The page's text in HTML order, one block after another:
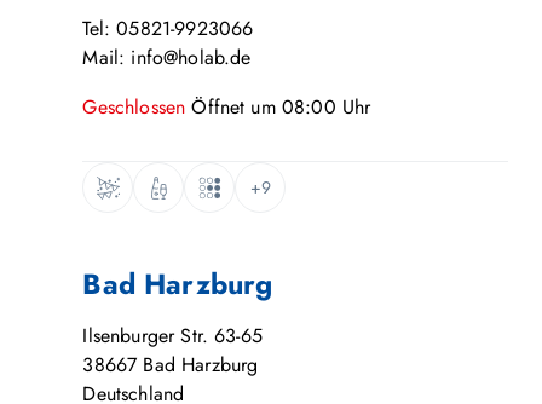
Tel: 05821-9923066
Mail: info@holab.de
GeschlossenÖffnet um 08:00 Uhr
+9
Bad Harzburg
Ilsenburger Str. 63-65
38667 Bad Harzburg
Deutschland